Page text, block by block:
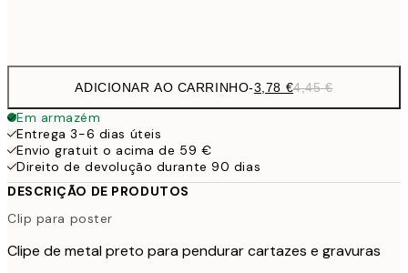
ADICIONAR AO CARRINHO-3,78 €4,45 €
Em armazém
Entrega 3-6 dias úteis
Envio gratuit o acima de 59 €
Direito de devolução durante 90 dias
DESCRIÇÃO DE PRODUTOS
Clip para poster
Clipe de metal preto para pendurar cartazes e gravuras